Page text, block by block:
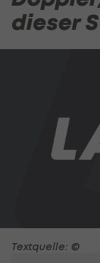
dieser
Textquelle: ©